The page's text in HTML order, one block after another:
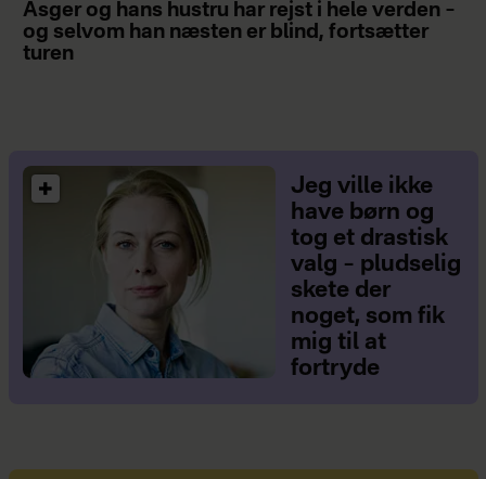
Asger og hans hustru har rejst i hele verden –
og selvom han næsten er blind, fortsætter
turen
Jeg ville ikke
have børn og
tog et drastisk
valg – pludselig
skete der
noget, som fik
mig til at
fortryde